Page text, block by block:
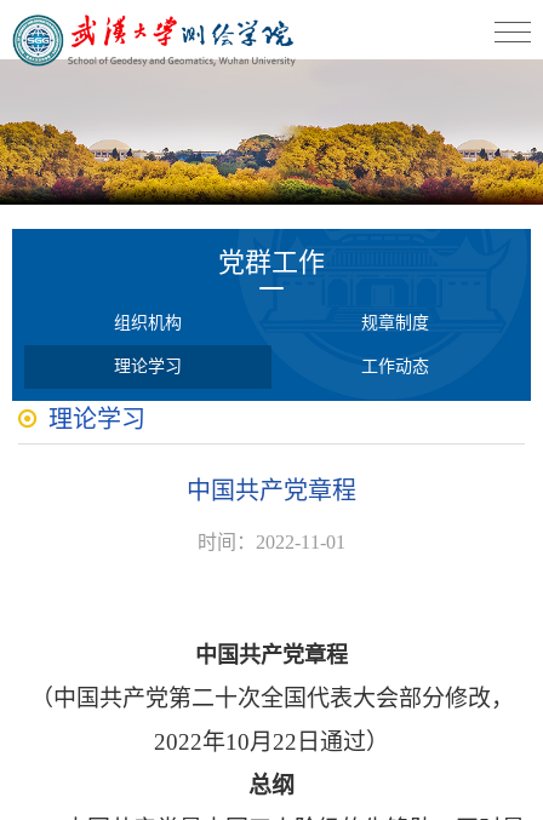
党群工作
组织机构 规章制度
理论学习 工作动态
理论学习
中国共产党章程
时间：2022-11-01
中国共产党章程
（中国共产党第二十次全国代表大会部分修改，
2022年10月22日通过）
总纲